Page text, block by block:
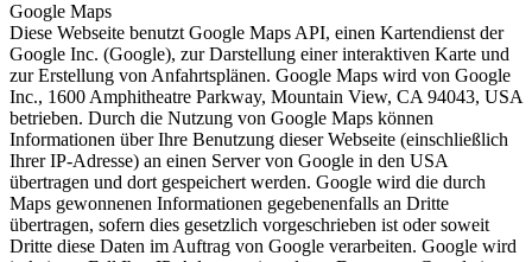
Google Maps
Diese Webseite benutzt Google Maps API, einen Kartendienst der
Google Inc. (Google), zur Darstellung einer interaktiven Karte und
zur Erstellung von Anfahrtsplänen. Google Maps wird von Google
Inc., 1600 Amphitheatre Parkway, Mountain View, CA 94043, USA
betrieben. Durch die Nutzung von Google Maps können
Informationen über Ihre Benutzung dieser Webseite (einschließlich
Ihrer IP-Adresse) an einen Server von Google in den USA
übertragen und dort gespeichert werden. Google wird die durch
Maps gewonnenen Informationen gegebenenfalls an Dritte
übertragen, sofern dies gesetzlich vorgeschrieben ist oder soweit
Dritte diese Daten im Auftrag von Google verarbeiten. Google wird